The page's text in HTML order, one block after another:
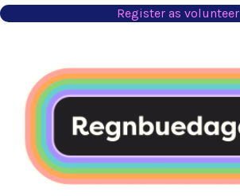
Register as volunteer